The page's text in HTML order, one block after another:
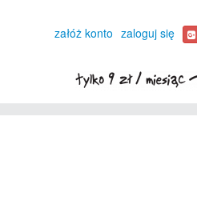
załóż konto zaloguj się